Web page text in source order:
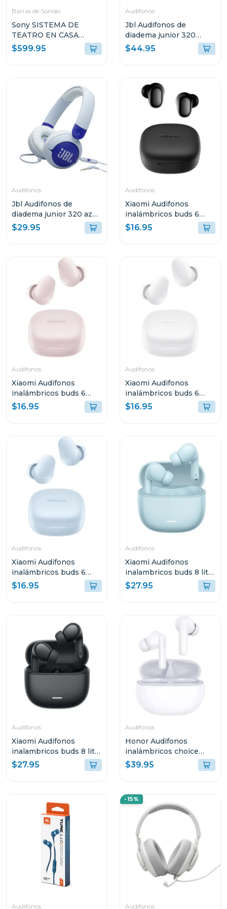
Barras de Sonido
Sony SISTEMA DE
TEATRO EN CASA
BRAVIA THEATRE
SYSTEM 6 CON 5.1
$599.95
Audifonos
Jbl Audifonos de
diadema junior 320
inalámbricos bt verde
grnam
$44.95
Audifonos
Jbl Audifonos de
diadema junior 320 azul
bluam
$29.95
Audifonos
Xiaomi Audifonos
inalámbricos buds 6
play negro 2420e1n
$16.95
Audifonos
Xiaomi Audifonos
inalámbricos buds 6
play rosa 2420e1r
$16.95
Audifonos
Xiaomi Audifonos
inalámbricos buds 6
play blanco 2420e1b
$16.95
Audifonos
Xiaomi Audifonos
inalámbricos buds 6
play negro azul 2420e1a
$16.95
Audifonos
Xiaomi Audifonos
inalambricos buds 8 lite
azul 2539e1a
$27.95
Audifonos
Xiaomi Audifonos
inalambricos buds 8 lite
negro 2539e1n
$27.95
Audifonos
Honor Audifonos
inalámbricos choice
earbuds x7i blanco
me00
$39.95
Audifonos
-15%
Audifonos